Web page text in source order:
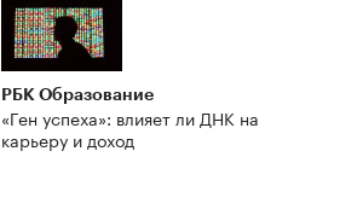
РБК Образование
«Ген успеха»: влияет ли ДНК на
карьеру и доход